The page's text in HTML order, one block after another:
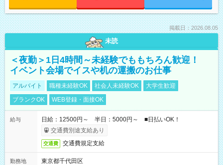
掲載日：2026.08.05
未読
＜夜勤＞1日4時間～未経験でももちろん歓迎！
イベント会場でイスや机の運搬のお仕事
アルバイト 職種未経験OK 社会人未経験OK
大学生歓迎
ブランクOK
WEB登録・面接OK
給与
日給：12500円～ 半日：5000円～ ■日払いOK！
交通費別途支給あり
交通費 交通費規定支給
勤務地
東京都千代田区